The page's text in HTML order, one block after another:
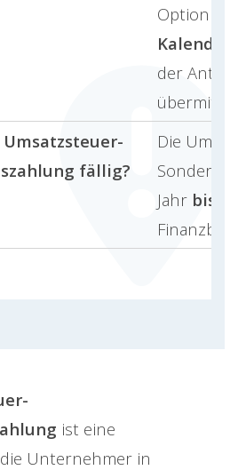
Option
der
fällig?
Die
Jahr bis
ist eine
Unternehmer in